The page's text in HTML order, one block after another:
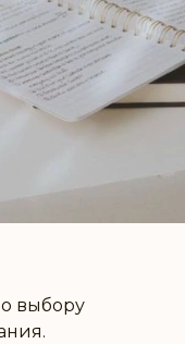
выбору